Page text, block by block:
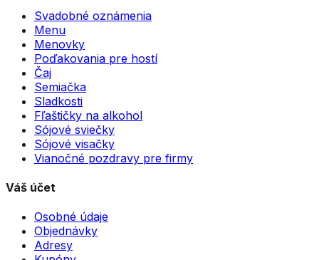
Svadobné oznámenia
Menu
Menovky
Poďakovania pre hostí
Čaj
Semiačka
Sladkosti
Fľaštičky na alkohol
Sójové sviečky
Sójové visačky
Vianočné pozdravy pre firmy
Váš účet
Osobné údaje
Objednávky
Adresy